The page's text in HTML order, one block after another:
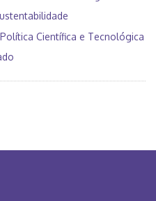
Científica e Tecnológica